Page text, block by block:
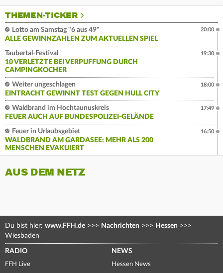
THEMEN-TICKER
Lotto am Samstag "6 aus 49"
ALLE GEWINNZAHLEN ZUM AKTUELLEN SPIEL
20:00
Taubertal-Festival
10 VERLETZTE BEI VERPUFFUNG DURCH
CAMPINGKOCHER
19:30
Weiter ungeschlagen
EINTRACHT GEWINNT TEST GEGEN HULL CITY
18:00
Waldbrand im Hochtaunuskreis
FEUER AUCH AUF BUNDESPOLIZEI-GELÄNDE
17:49
Feuer in Urlaubsgebiet
WALDBRAND AM GARDASEE: MEHR ALS 200
MENSCHEN EVAKUIERT
16:50
AUS DEM NETZ
Du bist hier: www.FFH.de >>> Nachrichten >>> Hessen >>>
Wiesbaden
RADIO
FFH Live
NEWS
Hessen News